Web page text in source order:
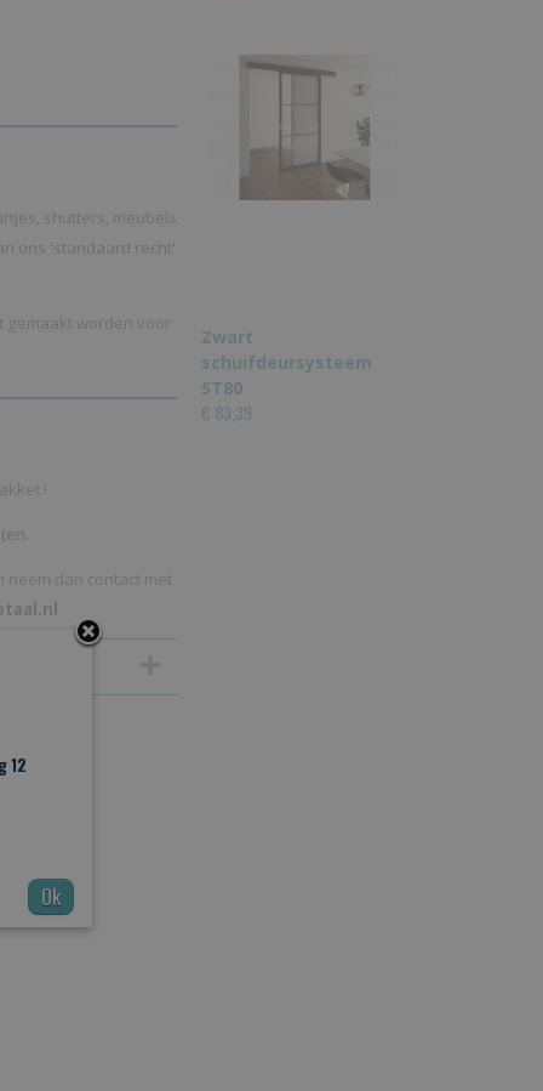
shutters, meubels
ons 'standaard recht'
gemaakt worden voor
!
dan contact met
Zwart
schuifdeursysteem
ST80
€ 83,39
12
Ok